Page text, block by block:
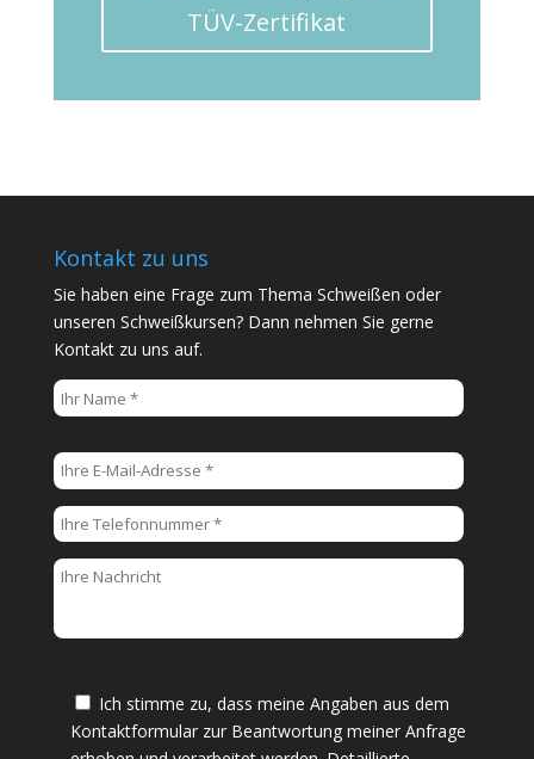
TÜV-Zertifikat
Kontakt zu uns
Sie haben eine Frage zum Thema Schweißen oder
unseren Schweißkursen? Dann nehmen Sie gerne
Kontakt zu uns auf.
B
i
t
t
e
s
Ich stimme zu, dass meine Angaben aus dem
Kontaktformular zur Beantwortung meiner Anfrage